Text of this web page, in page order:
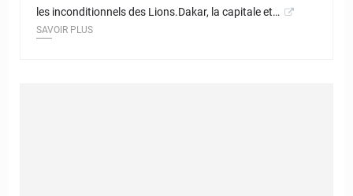
les inconditionnels des Lions.Dakar, la capitale et…
SAVOIR PLUS